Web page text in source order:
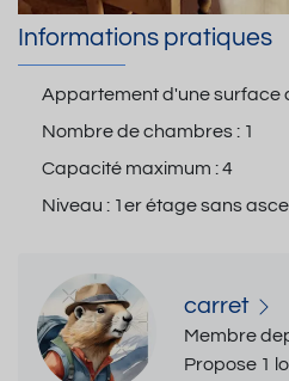
Informations pratiques
Appartement d'une surface
Nombre de chambres : 1
Capacité maximum :4
Niveau : 1er étage sans
carret
Membre
Propose 1